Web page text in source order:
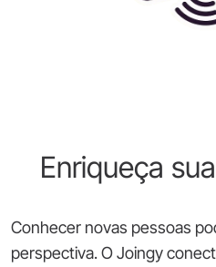
Enriqueça
Conhecer novas pessoas
perspectiva. O Joingy